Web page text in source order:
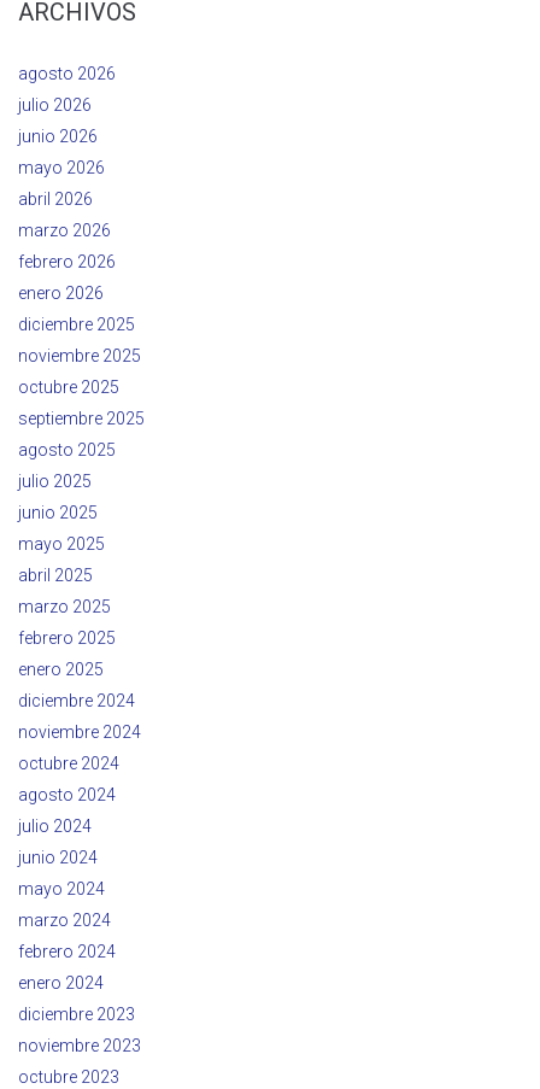
ARCHIVOS
agosto 2026
julio 2026
junio 2026
mayo 2026
abril 2026
marzo 2026
febrero 2026
enero 2026
diciembre 2025
noviembre 2025
octubre 2025
septiembre 2025
agosto 2025
julio 2025
junio 2025
mayo 2025
abril 2025
marzo 2025
febrero 2025
enero 2025
diciembre 2024
noviembre 2024
octubre 2024
agosto 2024
julio 2024
junio 2024
mayo 2024
marzo 2024
febrero 2024
enero 2024
diciembre 2023
noviembre 2023
octubre 2023